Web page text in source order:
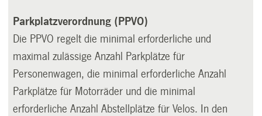
Parkplatzverordnung (PPVO)
Die PPVO regelt die minimal erforderliche und
maximal zulässige Anzahl Parkplätze für
Personenwagen, die minimal erforderliche Anzahl
Parkplätze für Motorräder und die minimal
erforderliche Anzahl Abstellplätze für Velos. In den